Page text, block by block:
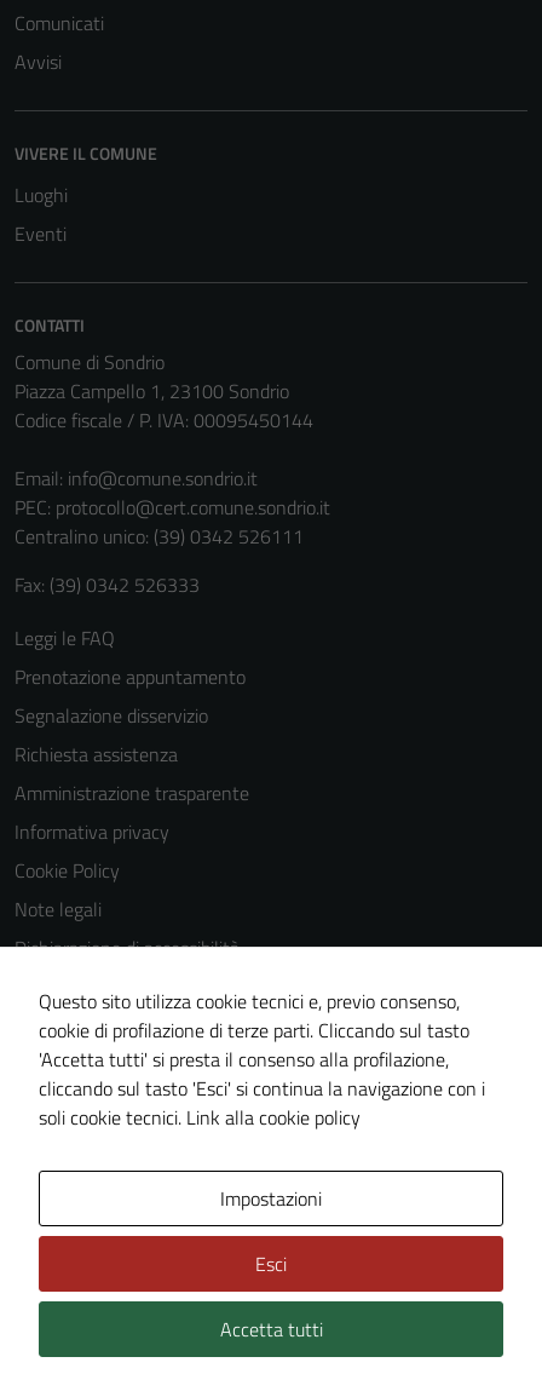
Comunicati
Avvisi
VIVERE IL COMUNE
Luoghi
Eventi
CONTATTI
Comune di Sondrio
Piazza Campello 1, 23100 Sondrio
Codice fiscale / P. IVA: 00095450144
Email: info@comune.sondrio.it
PEC: protocollo@cert.comune.sondrio.it
Centralino unico: (39) 0342 526111
Fax: (39) 0342 526333
Leggi le FAQ
Prenotazione appuntamento
Segnalazione disservizio
Richiesta assistenza
Amministrazione trasparente
Informativa privacy
Cookie Policy
Note legali
Dichiarazione di accessibilità
Dichiarazione di accessibilità Servizi
Whistleblowing
Piano di miglioramento del sito
Area riservata
Technical Design s.r.l.
Questo sito utilizza cookie tecnici e, previo consenso,
cookie di profilazione di terze parti. Cliccando sul tasto
'Accetta tutti' si presta il consenso alla profilazione,
cliccando sul tasto 'Esci' si continua la navigazione con i
soli cookie tecnici. Link alla cookie policy
Impostazioni
Esci
Accetta tutti
personali.